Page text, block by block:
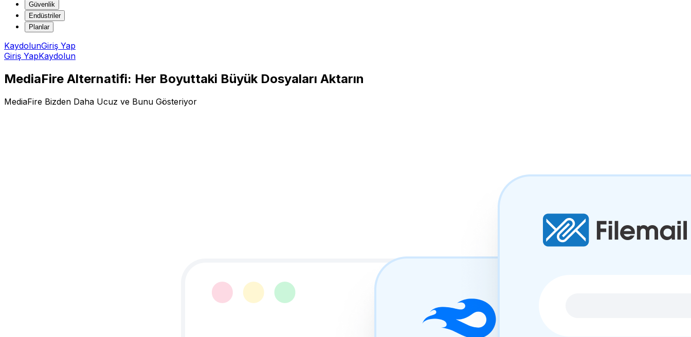
Güvenlik
Endüstriler
Planlar
KaydolunGiriş Yap
Giriş YapKaydolun
MediaFire Alternatifi: Her Boyuttaki Büyük Dosyaları Aktarın
MediaFire Bizden Daha Ucuz ve Bunu Gösteriyor